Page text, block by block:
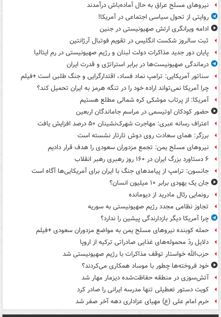
نیروهای مسلح عراق به حال آماده‌باش درآمدند
روایتی از تحول سیاسی اجتماعی در آمریکا!
ادامه ویرانگری ارتش صهیونیستی در جنین
ثبت سالروز شکست انگلیس در تقویم فوتبال آرژانتین
پایان دور جدید مذاکرات دولت لبنان و رژیم صهیونیستی در رم ایتالیا
درماندگی صهیونیست‌ها در برابر استراتژی و قدرت ایران
سناتور آمریکایی: ترامپ نماد فساد، اقتدارگرایی و جنگ طلبی است +فیلم
چرا آمریکا نمی‌تواند اراده خود را در تنگه هرمز به ایران تحمیل کند؟
آمریکا: از پرتاب موشکی کره شمالی مطلع هستیم
حضور کودکان اوتیسمی در مراسم جاماندگان اربعین
اعتراف رسانه عبری: مهاجرت شهرک‌نشینان ۵۰ درصد افزایش یافت
برزگر: همای سعادت روی دوش تارتار نشسته است
نیروهای مسلح یمن: تجمع مزدوران سعودی را هدف قرار دادیم
۶ دستاورد بزرگ ایران در ۱۶۰ روز رهبری رهبر انقلاب
جانسون: ترامپ از پیامدهای جنگ با ایران برای آمریکایی‌ها آگاه است
جان یک یهودی برابر ۱۰ میلیون انسان؟
رونمایی رئال مادرید از دیومانده
تجاوز نظامی مجدد رژیم صهیونیستی به سوریه
چرا آمریکا دیگر بازدارندگی پیشین را ندارد؟
حمله کوبنده نیروهای مسلح یمن به مواضع مزدوران سعودی +فیلم
دلایل ردّ محموله‌های غذایی صادراتی ترکیه از اروپا
حزب‌الله خواستار توقف مذاکرات با رژیم صهیونیستی شد
خود فروخته‌ها چطور با موساد همکاری می‌کردند؟
آتش‌سوزی در منطقه حفاظت‌شده دیزمار مهار شد
کویت دستور تعطیلی تنها مدرسه ایرانی را صادر کرد
حرم امام علی (ع) مهیای عزاداری دهه آخر صفر شد